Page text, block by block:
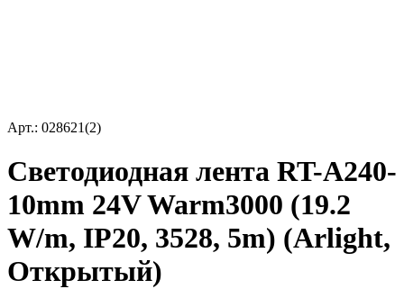
Арт.: 028621(2)
Светодиодная лента RT-A240-
10mm 24V Warm3000 (19.2
W/m, IP20, 3528, 5m) (Arlight,
Открытый)